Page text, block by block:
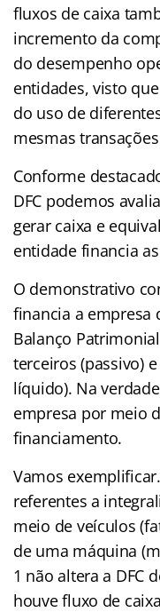
fluxos de caixa
incremento da
do desempenho
entidades, visto
do uso de
mesmas
Conforme
DFC podemos
gerar caixa e
entidade financia
O demonstrativo
financia a empresa
Balanço
terceiros (passivo)
líquido). Na
empresa por meio
financiamento.
Vamos
referentes a
meio de veículos
de uma máquina
1 não altera a DFC
houve fluxo de